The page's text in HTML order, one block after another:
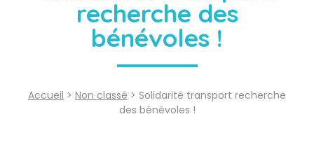
recherche des
bénévoles !
Accueil > Non classé > Solidarité transport recherche
des bénévoles !